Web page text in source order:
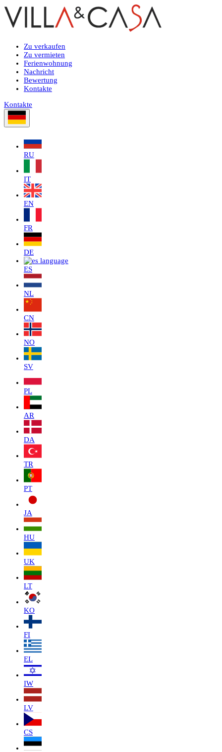
Zu verkaufen
Zu vermieten
Ferienwohnung
Nachricht
Bewertung
Kontakte
Kontakte
RU
IT
EN
FR
DE
ES
NL
CN
NO
SV
PL
AR
DA
TR
PT
JA
HU
UK
LT
KO
FI
EL
IW
LV
CS